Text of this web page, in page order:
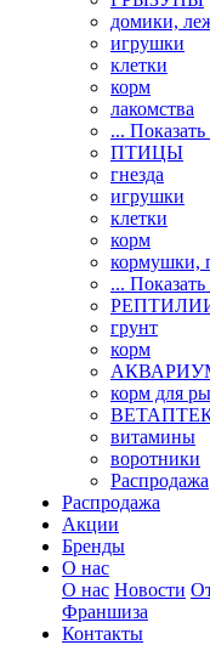
домики,
игрушки
клетки
корм
лакомства
... Показать
ПТИЦЫ
гнезда
игрушки
клетки
корм
кормушки,
... Показать
грунт
корм
корм для
витамины
воротники
Распродажа
Распродажа
Акции
Бренды
О нас
О нас Новости
Франшиза
Контакты